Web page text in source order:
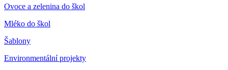
Ovoce a zelenina do škol
Mléko do škol
Šablony
Environmentální projekty